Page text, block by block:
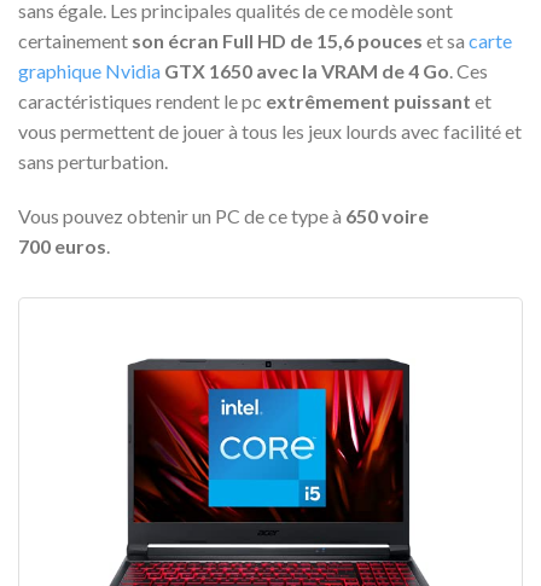
sans égale. Les principales qualités de ce modèle sont
certainement son écran Full HD de 15,6 pouces et sa carte
graphique Nvidia GTX 1650 avec la VRAM de 4 Go . Ces
caractéristiques rendent le pc extrêmement puissant et
vous permettent de jouer à tous les jeux lourds avec facilité et
sans perturbation.
Vous pouvez obtenir un PC de ce type à 650 voire
700 euros.